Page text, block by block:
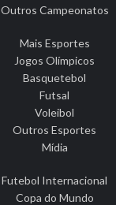
Outros Campeonatos
Mais Esportes
Jogos Olímpicos
Basquetebol
Futsal
Voleibol
Outros Esportes
Mídia
Futebol Internacional
Copa do Mundo